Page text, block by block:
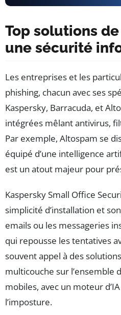
Top solutions
une sécurité
Les entreprises et les
phishing, chacun avec ses
Kaspersky, Barracuda, et
intégrées mêlant antivirus,
Par exemple, Altospam se
équipé d’une intelligence
est un atout majeur pour
Kaspersky Small Office
simplicité d’installation et
emails ou les messageries
qui repousse les tentatives
souvent appel à des
multicouche sur l’ensemble
mobiles, avec un moteur
l’imposture.